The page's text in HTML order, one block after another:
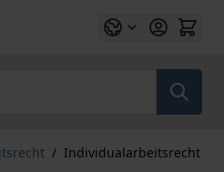
/ Individualarbeitsrecht